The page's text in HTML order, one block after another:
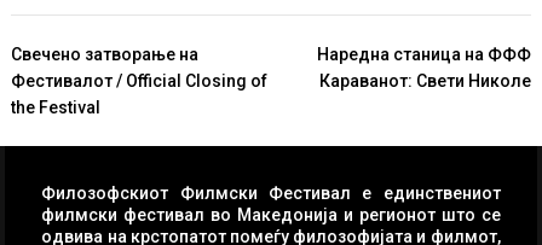
Навигација
на
напис
Свечено затворање на
Фестивалот / Official Closing of
the Festival
Наредна станица на ФФФ
Караванот: Свети Николе
Филозофскиот Филмски Фестивал е единствениот
филмски фестивал во Македонија и регионот што се
одвива на крстопатот помеѓу филозофијата и филмот,